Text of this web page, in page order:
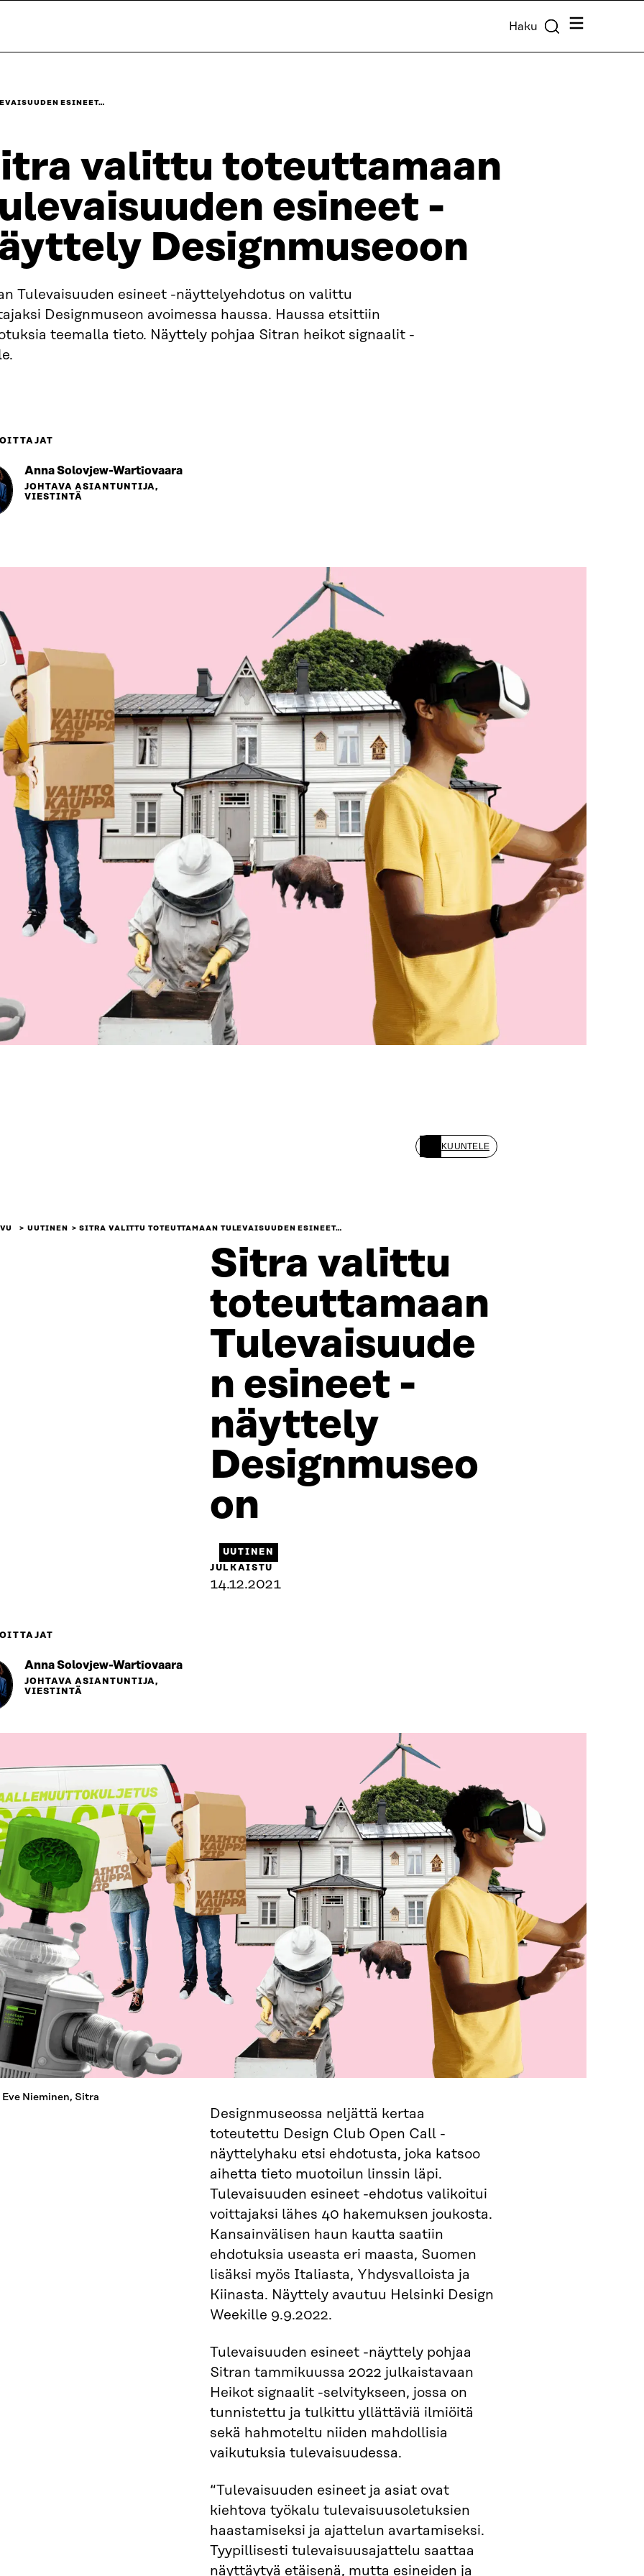
Haku Valikko
ESINEET…
valittu toteuttamaan
esineet -
Designmuseoon
Tulevaisuuden esineet -näyttelyehdotus on valittu
Designmuseon avoimessa haussa. Haussa etsittiin
teemalla tieto. Näyttely pohjaa Sitran heikot signaalit -
Anna Solovjew-Wartiovaara
JOHTAVA ASIANTUNTIJA,
VIESTINTÄ
KUUNTELE
UUTINEN SITRA VALITTU TOTEUTTAMAAN TULEVAISUUDEN ESINEET…
Sitra valittu
toteuttamaan
Tulevaisuude
n esineet -
näyttely
Designmuseo
on
UUTINEN
JULKAISTU
14.12.2021
Anna Solovjew-Wartiovaara
JOHTAVA ASIANTUNTIJA,
VIESTINTÄ
Eve Nieminen, Sitra
Designmuseossa neljättä kertaa
toteutettu Design Club Open Call -
näyttelyhaku etsi ehdotusta, joka katsoo
aihetta tieto muotoilun linssin läpi.
Tulevaisuuden esineet -ehdotus valikoitui
voittajaksi lähes 40 hakemuksen joukosta.
Kansainvälisen haun kautta saatiin
ehdotuksia useasta eri maasta, Suomen
lisäksi myös Italiasta, Yhdysvalloista ja
Kiinasta. Näyttely avautuu Helsinki Design
Weekille 9.9.2022.
Tulevaisuuden esineet -näyttely pohjaa
Sitran tammikuussa 2022 julkaistavaan
Heikot signaalit -selvitykseen, jossa on
tunnistettu ja tulkittu yllättäviä ilmiöitä
sekä hahmoteltu niiden mahdollisia
vaikutuksia tulevaisuudessa.
“Tulevaisuuden esineet ja asiat ovat
kiehtova työkalu tulevaisuusoletuksien
haastamiseksi ja ajattelun avartamiseksi.
Tyypillisesti tulevaisuusajattelu saattaa
näyttäytyä etäisenä, mutta esineiden ja